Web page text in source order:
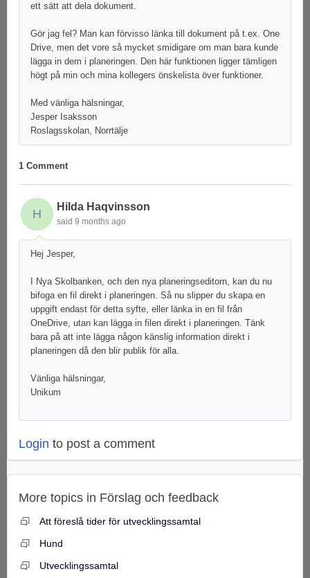
ett sätt att dela dokument.
Gör jag fel? Man kan förvisso länka till dokument på t.ex. One
Drive, men det vore så mycket smidigare om man bara kunde
lägga in dem i planeringen. Den här funktionen ligger tämligen
högt på min och mina kollegers önskelista över funktioner.
Med vänliga hälsningar,
Jesper Isaksson
Roslagsskolan, Norrtälje
1 Comment
H
Hilda Haqvinsson
said 9 months ago
Hej Jesper,
I Nya Skolbanken, och den nya planeringseditorn, kan du nu
bifoga en fil direkt i planeringen. Så nu slipper du skapa en
uppgift endast för detta syfte, eller länka in en fil från
OneDrive, utan kan lägga in filen direkt i planeringen. Tänk
bara på att inte lägga någon känslig information direkt i
planeringen då den blir publik för alla.
Vänliga hälsningar,
Unikum
Login to post a comment
More topics in Förslag och feedback
Att föreslå tider för utvecklingssamtal
Hund
Utvecklingssamtal